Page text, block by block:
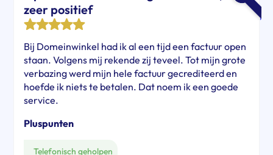
zeer positief
Bij Domeinwinkel had ik al een tijd een factuur open
staan. Volgens mij rekende zij teveel. Tot mijn grote
verbazing werd mijn hele factuur gecrediteerd en
hoefde ik niets te betalen. Dat noem ik een goede
service.
Pluspunten
Telefonisch geholpen